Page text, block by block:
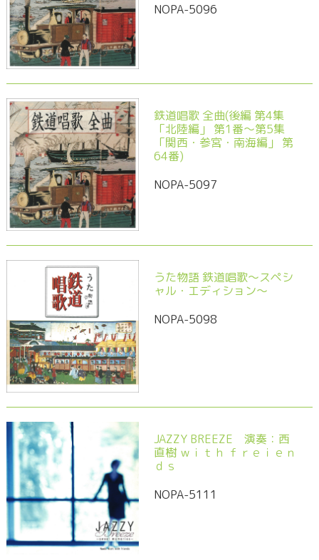
NOPA-5096
鉄道唱歌 全曲(後編 第4集
「北陸編」 第1番～第5集
「関西・参宮・南海編」 第
64番)
NOPA-5097
うた物語 鉄道唱歌～スペシ
ャル・エディション～
NOPA-5098
JAZZY BREEZE 演奏：西
直樹 ｗｉｔｈ ｆｒｅｉｅｎ
ｄｓ
NOPA-5111